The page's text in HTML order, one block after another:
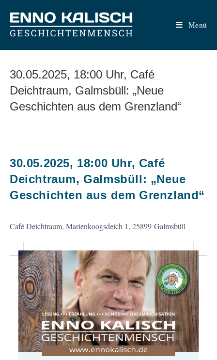
Inhalt
springen
Menü
30.05.2025, 18:00 Uhr, Café
Deichtraum, Galmsbüll: „Neue
Geschichten aus dem Grenzland“
30.05.2025, 18:00 Uhr, Café
Deichtraum, Galmsbüll: „Neue
Geschichten aus dem Grenzland“
Café Deichtraum, Marienkoogsdeich 1, 25899 Galmsbüll